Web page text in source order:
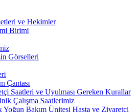
ve Hekimler
Birimi
Görselleri
Çantası
Saatleri ve Uyulması Gereken Kurallar
Çalışma Saatlerimiz
Yoğun Bakım Ünitesi Hasta ve Ziyaretçi